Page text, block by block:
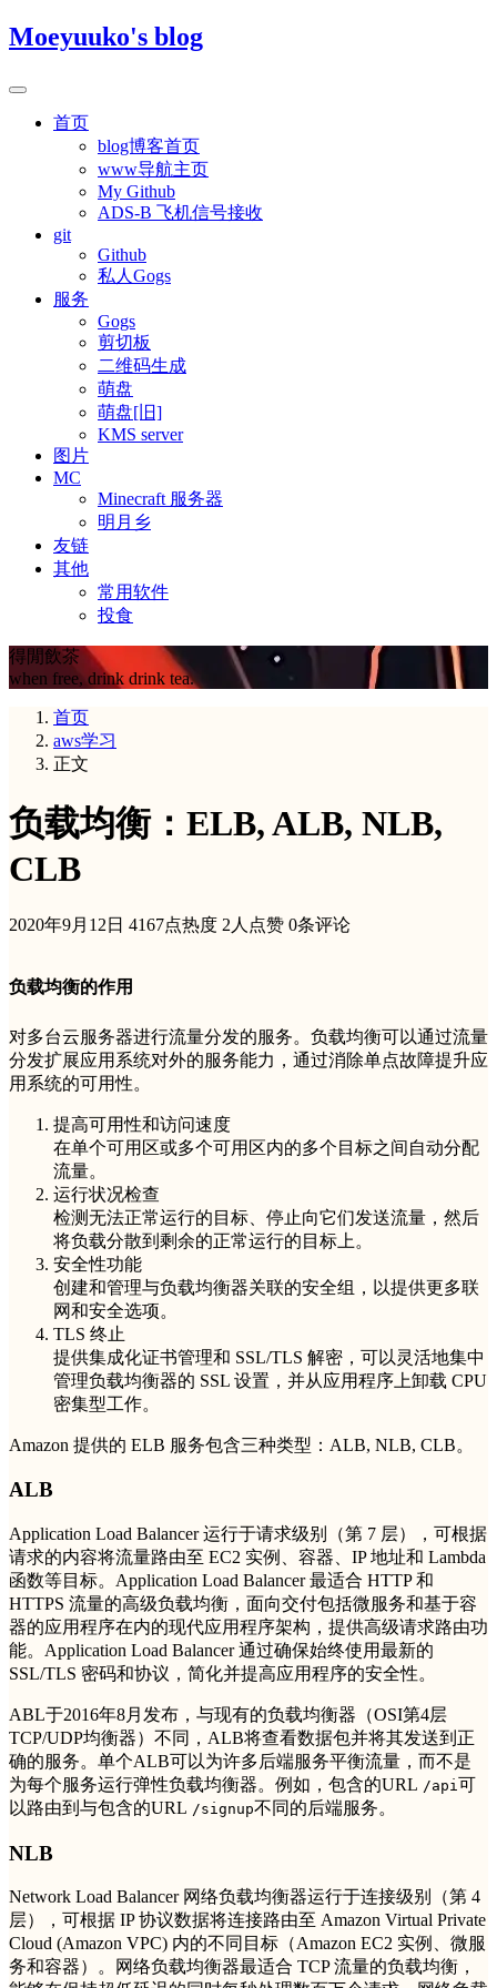
Moeyuuko's blog
首页
blog博客首页
www导航主页
My Github
ADS-B 飞机信号接收
git
Github
私人Gogs
服务
Gogs
剪切板
二维码生成
萌盘
萌盘[旧]
KMS server
图片
MC
Minecraft 服务器
明月乡
友链
其他
常用软件
投食
得閒飲茶
when free, drink drink tea.
首页
aws学习
正文
负载均衡：ELB, ALB, NLB,
CLB
2020年9月12日 4167点热度 2人点赞 0条评论
负载均衡的作用
对多台云服务器进行流量分发的服务。负载均衡可以通过流量
分发扩展应用系统对外的服务能力，通过消除单点故障提升应
用系统的可用性。
提高可用性和访问速度
在单个可用区或多个可用区内的多个目标之间自动分配
流量。
运行状况检查
检测无法正常运行的目标、停止向它们发送流量，然后
将负载分散到剩余的正常运行的目标上。
安全性功能
创建和管理与负载均衡器关联的安全组，以提供更多联
网和安全选项。
TLS 终止
提供集成化证书管理和 SSL/TLS 解密，可以灵活地集中
管理负载均衡器的 SSL 设置，并从应用程序上卸载 CPU
密集型工作。
Amazon 提供的 ELB 服务包含三种类型：ALB, NLB, CLB。
ALB
Application Load Balancer 运行于请求级别（第 7 层），可根据
请求的内容将流量路由至 EC2 实例、容器、IP 地址和 Lambda
函数等目标。Application Load Balancer 最适合 HTTP 和
HTTPS 流量的高级负载均衡，面向交付包括微服务和基于容
器的应用程序在内的现代应用程序架构，提供高级请求路由功
能。Application Load Balancer 通过确保始终使用最新的
SSL/TLS 密码和协议，简化并提高应用程序的安全性。
ABL于2016年8月发布，与现有的负载均衡器（OSI第4层
TCP/UDP均衡器）不同，ALB将查看数据包并将其发送到正
确的服务。单个ALB可以为许多后端服务平衡流量，而不是
为每个服务运行弹性负载均衡器。例如，包含的URL /api可
以路由到与包含的URL /signup不同的后端服务。
NLB
Network Load Balancer 网络负载均衡器运行于连接级别（第 4
层），可根据 IP 协议数据将连接路由至 Amazon Virtual Private
Cloud (Amazon VPC) 内的不同目标（Amazon EC2 实例、微服
务和容器）。网络负载均衡器最适合 TCP 流量的负载均衡，